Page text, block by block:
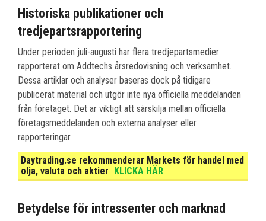
Historiska publikationer och
tredjepartsrapportering
Under perioden juli-augusti har flera tredjepartsmedier
rapporterat om Addtechs årsredovisning och verksamhet.
Dessa artiklar och analyser baseras dock på tidigare
publicerat material och utgör inte nya officiella meddelanden
från företaget. Det är viktigt att särskilja mellan officiella
företagsmeddelanden och externa analyser eller
rapporteringar.
Daytrading.se rekommenderar Markets för handel med
olja, valuta och aktier
KLICKA HÄR
Betydelse för intressenter och marknad